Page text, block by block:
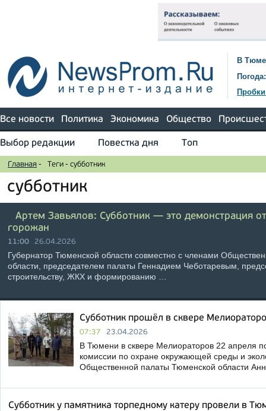
В
Погода:
Все новости Политика Экономика Общество
Выбор редакции Повестка дня Топ
Главная - Теги - субботник
субботник
Артем Завьялов: Субботник — это демонстрация
горожан
11:00 26.04.2026
Губернатор Тюменской области совместно с членами
области, председателем палаты Геннадием Чеботаревым,
строительству, ЖКХ и формированию …
Субботник прошёл в сквере
07:37 23.04.2026
В Тюмени в сквере Мелиораторов 22 апреля
комиссии по охране окружающей среды и
Общественной палаты Тюменской области
Субботник у памятника торпедному катеру провели в